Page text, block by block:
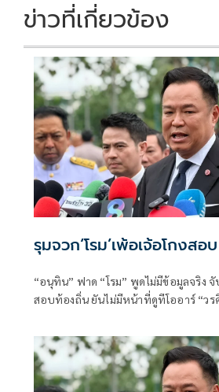
ข่าวที่เกี่ยวข้อง
รุมจวก‘โรม’เพ้อเจ้อโกงสอบ
“อนุทิน” ฟาด “โรม” พูดไม่มีข้อมูลจริง จั
สอบท้องถิ่น ยันไม่มีหน้าที่ดูทีโออาร์ “ว